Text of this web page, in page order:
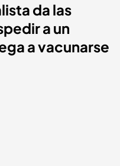
da las
a un
a vacunarse